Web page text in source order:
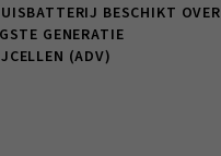
BESCHIKT OVER
GENERATIE
(ADV)